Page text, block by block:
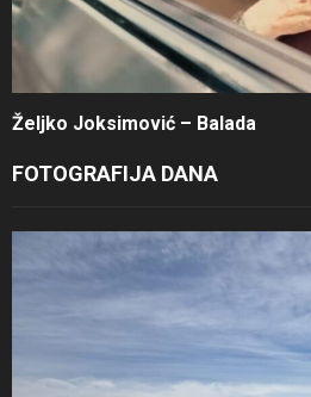
Željko Joksimović – Balada
FOTOGRAFIJA DANA